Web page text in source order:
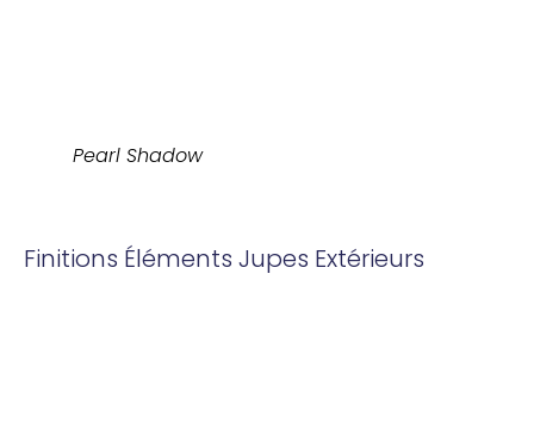
Pearl Shadow
Finitions Éléments Jupes Extérieurs